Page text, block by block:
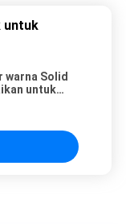
untuk
warna Solid
untuk